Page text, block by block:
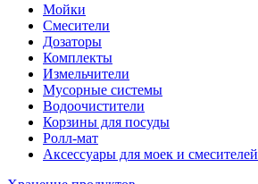
Мойки
Смесители
Дозаторы
Комплекты
Измельчители
Мусорные системы
Водоочистители
Корзины для посуды
Ролл-мат
Аксессуары для моек и смесителей